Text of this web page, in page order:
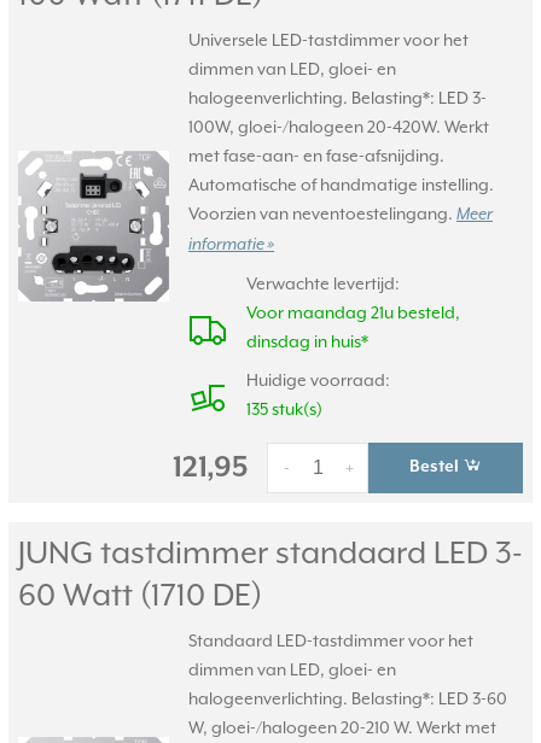
Universele LED-tastdimmer voor het
dimmen van LED, gloei- en
halogeenverlichting. Belasting*: LED 3-
100W, gloei-/halogeen 20-420W. Werkt
met fase-aan- en fase-afsnijding.
Automatische of handmatige instelling.
Voorzien van neventoestelingang. Meer
informatie »
Verwachte levertijd:
Voor maandag 21u besteld,
dinsdag in huis*
Huidige voorraad:
135 stuk(s)
121,95 +
- Bestel
JUNG tastdimmer standaard LED 3-
60 Watt (1710 DE)
Standaard LED-tastdimmer voor het
dimmen van LED, gloei- en
halogeenverlichting. Belasting*: LED 3-60
W, gloei-/halogeen 20-210 W. Werkt met